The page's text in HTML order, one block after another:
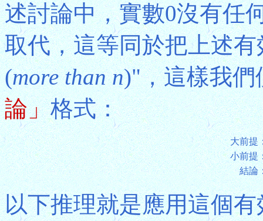
述討論中，實數0沒有任
取代，這等同於把上述
(more than n)"，這樣我們
論」格式：
大前提
小前提
結論
以下推理就是應用這個